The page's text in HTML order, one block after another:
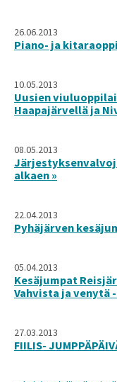
26.06.2013
Piano- ja
10.05.2013
Uusien
Haapajärvellä ja
08.05.2013
alkaen »
22.04.2013
Pyhäjärven
05.04.2013
Kesäjumpat
Vahvista ja venytä
27.03.2013
FIILIS-